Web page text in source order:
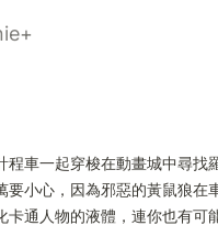
程車一起穿梭在動畫城中尋找
要小心，因為邪惡的黃鼠狼在
卡通人物的液體，連你也有可